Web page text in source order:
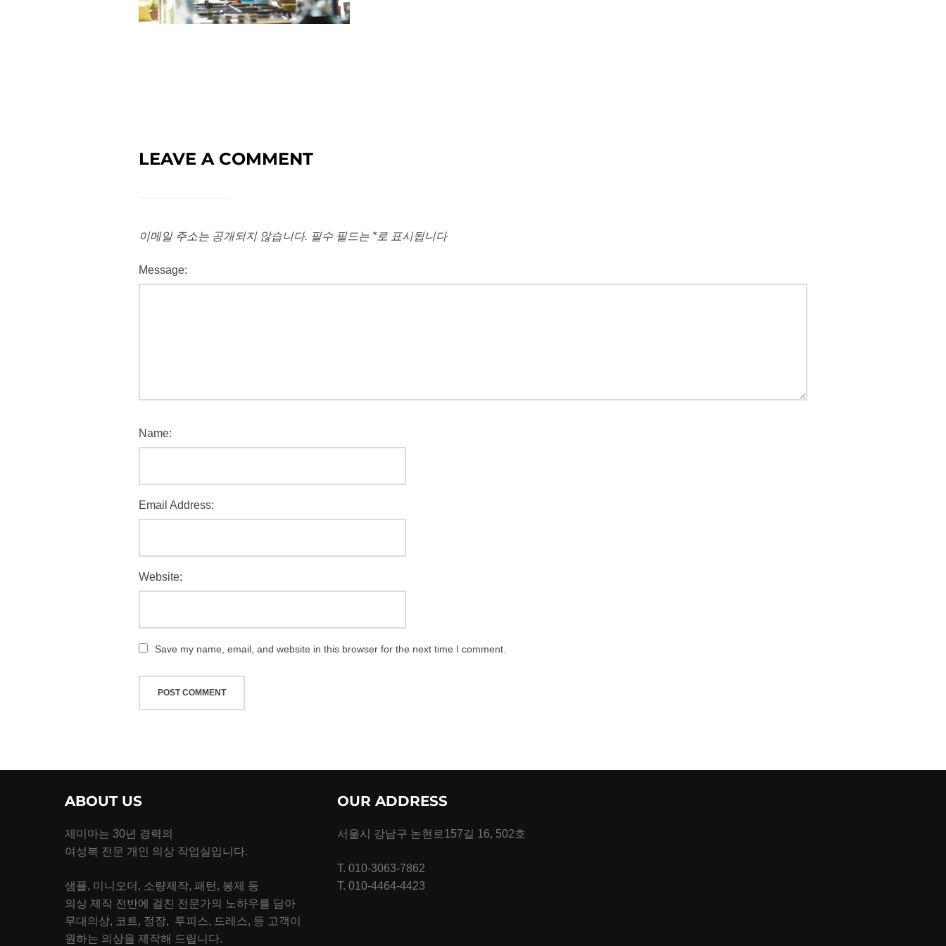
LEAVE A COMMENT
이메일 주소는 공개되지 않습니다. 필수 필드는 *로 표시됩니다
Message:
Name:
Email Address:
Website:
Save my name, email, and website in this browser for the next time I comment.
ABOUT US
제미마는 30년 경력의
여성복 전문 개인 의상 작업실입니다.
샘플, 미니오더, 소량제작, 패턴, 봉제 등
의상 제작 전반에 걸친 전문가의 노하우를 담아
무대의상, 코트, 정장, 투피스, 드레스, 등 고객이
원하는 의상을 제작해 드립니다.
OUR ADDRESS
서울시 강남구 논현로157길 16, 502호
T. 010-3063-7862
T. 010-4464-4423